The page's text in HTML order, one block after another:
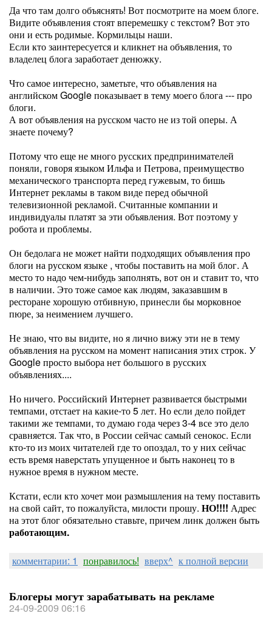
Да что там долго объяснять! Вот посмотрите на моем блоге.
Видите объявления стоят вперемешку с текстом? Вот это
они и есть родимые. Кормильцы наши.
Если кто заинтересуется и кликнет на объявления, то
владелец блога заработает денюжку.
Что самое интересно, заметьте, что объявления на
английском Google показывает в тему моего блога --- про
блоги.
А вот объявления на русском часто не из той оперы. А
знаете почему?
Потому что еще не много русских предпринимателей
поняли, говоря языком Ильфа и Петрова, преимущество
механического транспорта перед гужевым, то бишь
Интернет рекламы в таком виде перед обычной
телевизионной рекламой. Считанные компании и
индивидуалы платят за эти объявления. Вот поэтому у
робота и проблемы.
Он бедолага не может найти подходящих объявления про
блоги на русском языке , чтобы поставить на мой блог. А
место то надо чем-нибудь заполнять, вот он и ставит то, что
в наличии. Это тоже самое как людям, заказавшим в
ресторане хорошую отбивную, принесли бы морковное
пюре, за неимением лучшего.
Не знаю, что вы видите, но я лично вижу эти не в тему
объявления на русском на момент написания этих строк. У
Google просто выбора нет большого в русских
объявлениях....
Но ничего. Российский Интернет развивается быстрыми
темпами, отстает на какие-то 5 лет. Но если дело пойдет
такими же темпами, то думаю года через 3-4 все это дело
сравняется. Так что, в России сейчас самый сенокос. Если
кто-то из моих читателей где то опоздал, то у них сейчас
есть время наверстать упущенное и быть наконец то в
нужное время в нужном месте.
Кстати, если кто хочет мои размышления на тему поставить
на свой сайт, то пожалуйста, милости прошу. НО!!!! Адрес
на этот блог обязательно ставьте, причем линк должен быть
работающим.
комментарии: 1 понравилось! вверх^ к полной версии
Блогеры могут зарабатывать на рекламе
24-09-2009 06:16